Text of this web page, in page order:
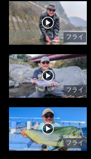
フライ
フライ
フライ